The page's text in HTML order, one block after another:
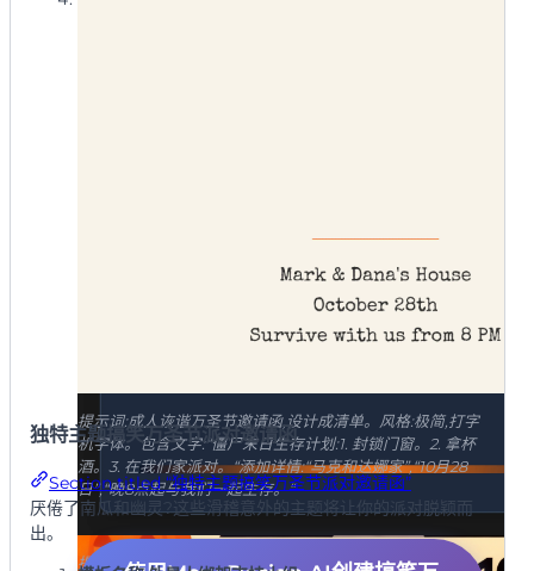
提示词:设计成日历会议请求的办公室万圣节邀请函。风格:
提示词:成人诙谐万圣节邀请函,设计成清单。风格:极简,打字
机字体。包含文字:“僵尸末日生存计划:1. 封锁门窗。2. 拿杯
酒。3. 在我们家派对。“添加详情:“马克和达娜家”,“10月28
日”,“晚8点起与我们一起生存。“
独特主题搞笑万圣节派对邀请函
Section titled “独特主题搞笑万圣节派对邀请函”
厌倦了南瓜和幽灵?这些滑稽意外的主题将让你的派对脱颖而
出。